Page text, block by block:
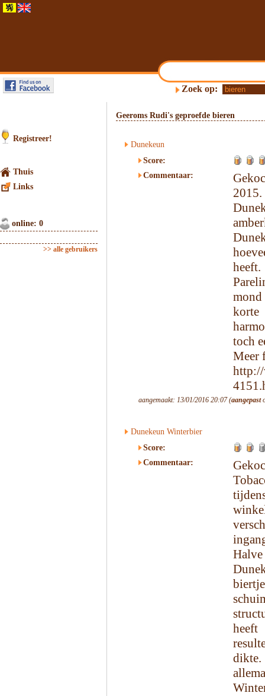
Zoek op:
Registreer!
Thuis
Links
online: 0
>> alle gebruikers
Geeroms Rudi's geproefde bieren
Dunekeun
Score:
Commentaar:
korte
toch
Meer
aangemaakt: 13/01/2016 20:07 (aangepast
Dunekeun Winterbier
Score:
Commentaar:
heeft